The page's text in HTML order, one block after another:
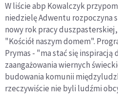
W liście abp Kowalczyk
niedzielę Adwentu rozpoczyna
nowy rok pracy
"Kościół naszym domem".
Prymas - "ma stać się inspiracją
zaangażowania wiernych
budowania komunii
rzeczywiście nie byli ludźmi